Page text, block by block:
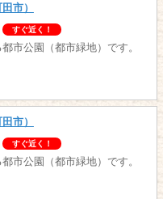
市）
すぐ近く！
市公園（都市緑地）です。
市）
すぐ近く！
市公園（都市緑地）です。